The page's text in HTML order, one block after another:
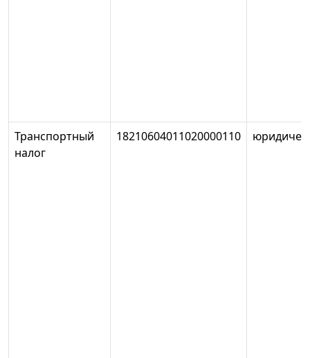
Транспортный
налог
18210604011020000110